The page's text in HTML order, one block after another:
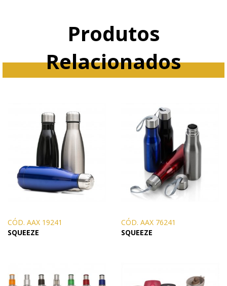
Produtos
Relacionados
CÓD. AAX 19241
SQUEEZE
CÓD. AAX 76241
SQUEEZE